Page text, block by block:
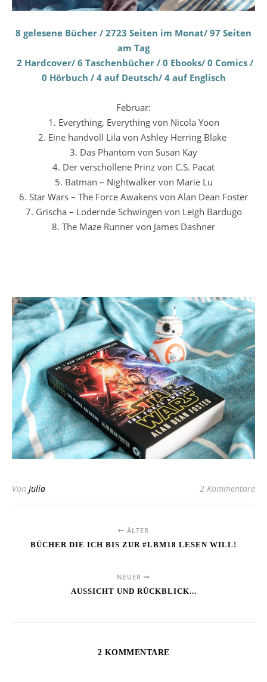
8 gelesene Bücher / 2723 Seiten im Monat/ 97 Seiten
am Tag
2 Hardcover/ 6 Taschenbücher / 0 Ebooks/ 0 Comics /
0 Hörbuch / 4 auf Deutsch/ 4 auf Englisch
Februar:
1. Everything, Everything von Nicola Yoon
2. Eine handvoll Lila von Ashley Herring Blake
3. Das Phantom von Susan Kay
4. Der verschollene Prinz von C.S. Pacat
5. Batman – Nightwalker von Marie Lu
6. Star Wars – The Force Awakens von Alan Dean Foster
7. Grischa – Lodernde Schwingen von Leigh Bardugo
8. The Maze Runner von James Dashner
Von Julia 2 Kommentare
ÄLTER
BÜCHER DIE ICH BIS ZUR #LBM18 LESEN WILL!
NEUER
AUSSICHT UND RÜCKBLICK...
2 KOMMENTARE